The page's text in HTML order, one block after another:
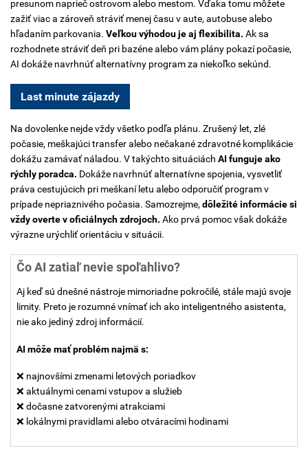
presunom naprieč ostrovom alebo mestom. Vďaka tomu môžete
zažiť viac a zároveň stráviť menej času v aute, autobuse alebo
hľadaním parkovania. Veľkou výhodou je aj flexibilita. Ak sa
rozhodnete stráviť deň pri bazéne alebo vám plány pokazí počasie,
AI dokáže navrhnúť alternatívny program za niekoľko sekúnd.
Last minute zájazdy
Na dovolenke nejde vždy všetko podľa plánu. Zrušený let, zlé
počasie, meškajúci transfer alebo nečakané zdravotné komplikácie
dokážu zamávať náladou. V takýchto situáciách AI funguje ako
rýchly poradca. Dokáže navrhnúť alternatívne spojenia, vysvetliť
práva cestujúcich pri meškaní letu alebo odporučiť program v
prípade nepriaznivého počasia. Samozrejme,dôležité informácie si
vždy overte v oficiálnych zdrojoch. Ako prvá pomoc však dokáže
výrazne urýchliť orientáciu v situácii.
Čo AI zatiaľ nevie spoľahlivo?
Aj keď sú dnešné nástroje mimoriadne pokročilé, stále majú svoje
limity. Preto je rozumné vnímať ich ako inteligentného asistenta,
nie ako jediný zdroj informácií.
AI môže mať problém najmä s:
❌ najnovšími zmenami letových poriadkov
❌ aktuálnymi cenami vstupov a služieb
❌ dočasne zatvorenými atrakciami
❌ lokálnymi pravidlami alebo otváracími hodinami